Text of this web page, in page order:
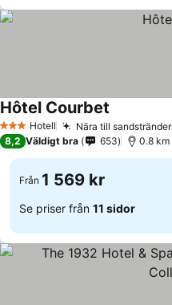
3 StjärnorHotell Nära till
Hôtel Courbet
8,2 Väldigt bra 653 0.8
Från 1 569 kr
Se priser från 11 sidor